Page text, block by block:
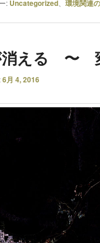
: Uncategorized 環境関連
消える 〜
6月 4, 2016